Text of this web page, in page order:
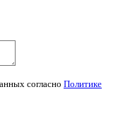
согласно Политике